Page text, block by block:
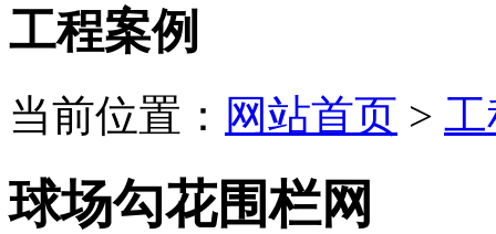
工程案例
当前位置： 网站首页 >
球场勾花围栏网